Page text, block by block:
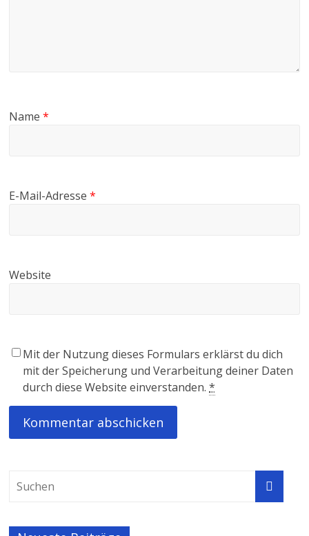
Name*
E-Mail-Adresse*
Website
Mit der Nutzung dieses Formulars erklärst du dich
mit der Speicherung und Verarbeitung deiner Daten
durch diese Website einverstanden.*